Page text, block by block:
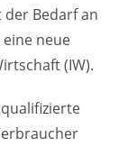
der Bedarf an
neue
(IW).